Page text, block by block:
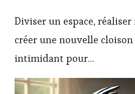
Diviser un espace,
créer une nouvelle
intimidant pour…